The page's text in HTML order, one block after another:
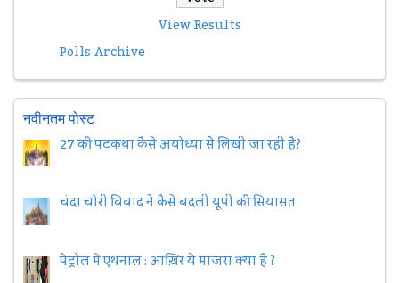
View Results
Polls Archive
नवीनतम पोस्ट
27 की पटकथा कैसे अयोध्या से लिखी जा रही है?
चंदा चोरी विवाद ने कैसे बदली यूपी की सियासत
पेट्रोल में एथनाल : आख़िर ये माजरा क्या है ?